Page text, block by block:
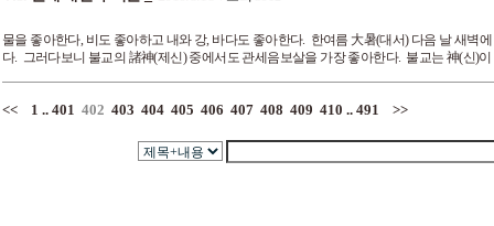
물을 좋아한다, 비도 좋아하고 내와 강, 바다도 좋아한다. 한여름 大暑(대서) 다음 날 새벽
다. 그러다보니 불교의 諸神(제신) 중에서도 관세음보살을 가장 좋아한다. 불교는 神(신)
<< 1 .. 401 402 403 404 405 406 407 408 409 410 .. 491 >>